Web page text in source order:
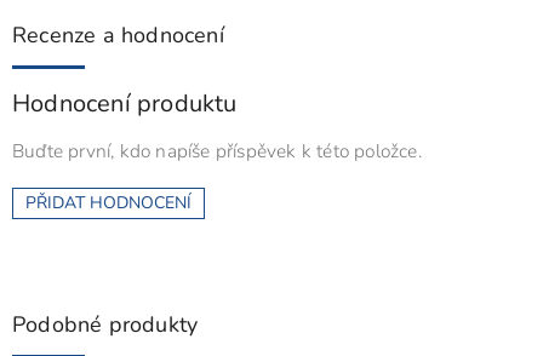
Recenze a hodnocení
Hodnocení produktu
Buďte první, kdo napíše příspěvek k této položce.
PŘIDAT HODNOCENÍ
Podobné produkty